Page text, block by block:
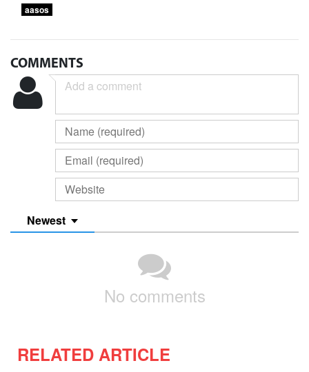
aasos
COMMENTS
Newest
No comments
RELATED ARTICLE